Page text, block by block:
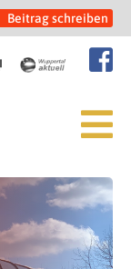
Beitrag schreiben